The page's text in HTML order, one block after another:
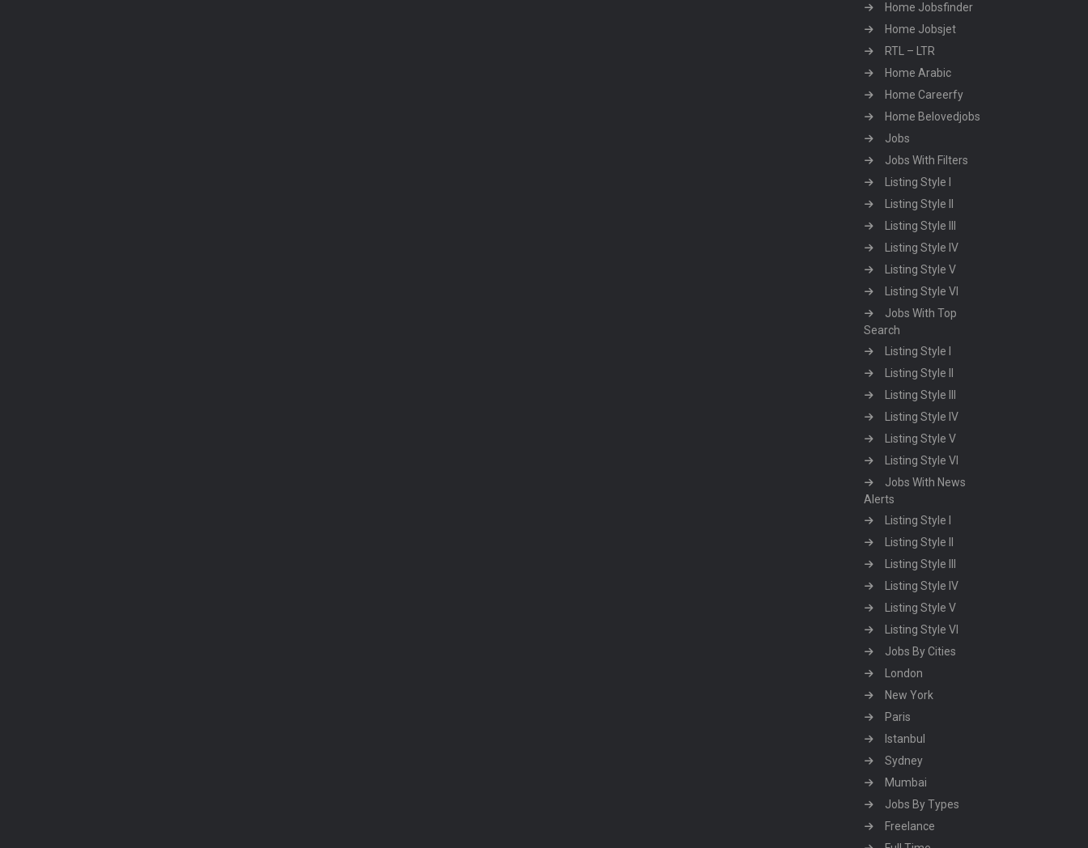
Home Jobsfinder
Home Jobsjet
RTL – LTR
Home Arabic
Home Careerfy
Home Belovedjobs
Jobs
Jobs With Filters
Listing Style I
Listing Style II
Listing Style III
Listing Style IV
Listing Style V
Listing Style VI
Jobs With Top
Search
Listing Style I
Listing Style II
Listing Style III
Listing Style IV
Listing Style V
Listing Style VI
Jobs With News
Alerts
Listing Style I
Listing Style II
Listing Style III
Listing Style IV
Listing Style V
Listing Style VI
Jobs By Cities
London
New York
Paris
Istanbul
Sydney
Mumbai
Jobs By Types
Freelance